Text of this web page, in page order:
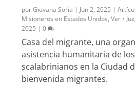
porGiovana Soria | Jun 2, 2025 |
Misioneros en Estados Unidos,Ver •
2025 |0
Casa del migrante, una
asistencia humanitaria de
scalabrinianos en la Ciudad
bienvenida migrantes.